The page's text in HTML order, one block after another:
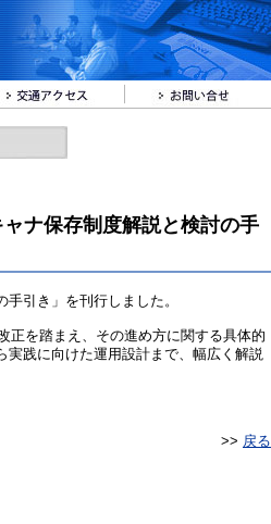
ナ保存制度解説と検討の手
引き」を刊行しました。
正を踏まえ、その進め方に関する具体的
践に向けた運用設計まで、幅広く解説
>> 戻る